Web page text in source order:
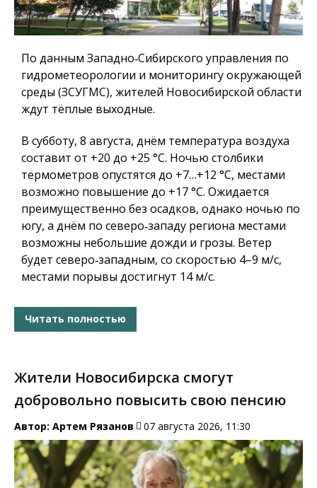
По данным Западно‑Сибирского управления по
гидрометеорологии и мониторингу окружающей
среды (ЗСУГМС), жителей Новосибирской области
ждут тёплые выходные.
В субботу, 8 августа, днём температура воздуха
составит от +20 до +25 °C. Ночью столбики
термометров опустятся до +7…+12 °C, местами
возможно повышение до +17 °C. Ожидается
преимущественно без осадков, однако ночью по
югу, а днём по северо‑западу региона местами
возможны небольшие дожди и грозы. Ветер
будет северо‑западным, со скоростью 4–9 м/с,
местами порывы достигнут 14 м/с.
Читать полностью
Жители Новосибирска смогут
добровольно повысить свою пенсию
Автор: Артем Рязанов 07 августа 2026, 11:30